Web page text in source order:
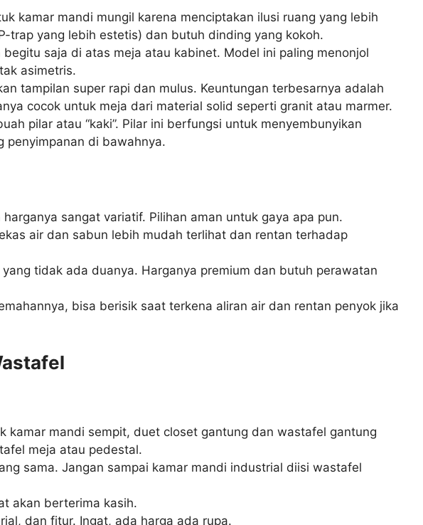
kamar mandi mungil karena menciptakan ilusi ruang yang lebih
trap yang lebih estetis) dan butuh dinding yang kokoh.
saja di atas meja atau kabinet. Model ini paling menonjol
asimetris.
tampilan super rapi dan mulus. Keuntungan terbesarnya adalah
cocok untuk meja dari material solid seperti granit atau marmer.
pilar atau “kaki”. Pilar ini berfungsi untuk menyembunyikan
penyimpanan di bawahnya.
sangat variatif. Pilihan aman untuk gaya apa pun.
air dan sabun lebih mudah terlihat dan rentan terhadap
tidak ada duanya. Harganya premium dan butuh perawatan
bisa berisik saat terkena aliran air dan rentan penyok jika
kamar mandi sempit, duet closet gantung dan wastafel gantung
meja atau pedestal.
sama. Jangan sampai kamar mandi industrial diisi wastafel
akan berterima kasih.
dan fitur. Ingat, ada harga ada rupa.